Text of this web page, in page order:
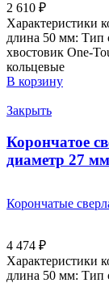
2 610 ₽
Характеристики
длина 50 мм: Тип
хвостовик Оne-
кольцевые
В корзину
Закрыть
Корончатое
диаметр 27
Корончатые
4 474 ₽
Характеристики
длина 50 мм: Тип